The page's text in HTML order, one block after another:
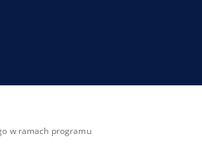
w ramach programu